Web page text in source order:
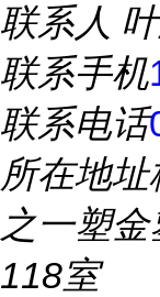
联系人
联系手机
联系电话
所在地址
之一塑
118室